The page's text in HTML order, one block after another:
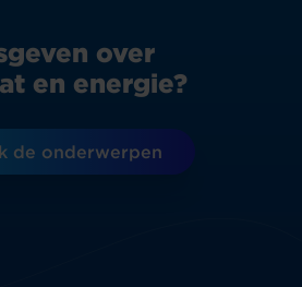
over
en energie?
de onderwerpen